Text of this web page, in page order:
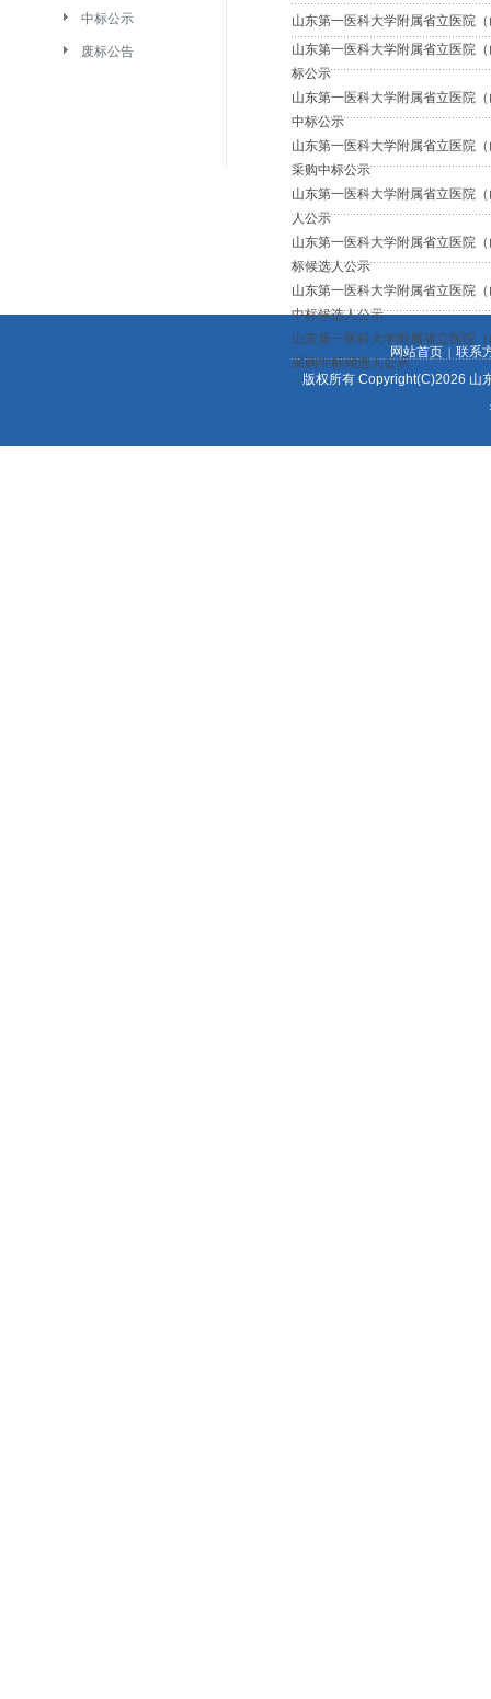
中标公示
废标公告
山东第一医科大学附属省立医院
山东第一医科大学附属省立医院
标公示
山东第一医科大学附属省立医院
中标公示
山东第一医科大学附属省立医院
采购中标公示
山东第一医科大学附属省立医院
人公示
山东第一医科大学附属省立医院
标候选人公示
山东第一医科大学附属省立医院
中标候选人公示
山东第一医科大学附属省立医院
采购中标候选人公示
网站首页 | 联系
版权所有 Copyright(C)2026 山